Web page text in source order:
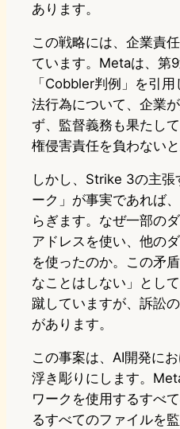
あります。
この戦略には、企業責
ています。Metaは、第
「Cobbler判例」を引
法行為について、企業
ず、監督義務も果たし
権侵害責任を負わない
しかし、Strike 3の主張
ーク」が事実であれば
らぎます。なぜ一部の
アドレスを使い、他の
を使ったのか。この矛
なことはしない」とし
蹴していますが、訴訟
があります。
この事案は、AI開発に
浮き彫りにします。
ワークを使用するすべ
るすべてのファイルを